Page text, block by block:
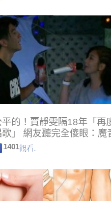
平的！賈靜雯隔18年「再
歌」 網友聽完全傻眼：魔
1401觀看.